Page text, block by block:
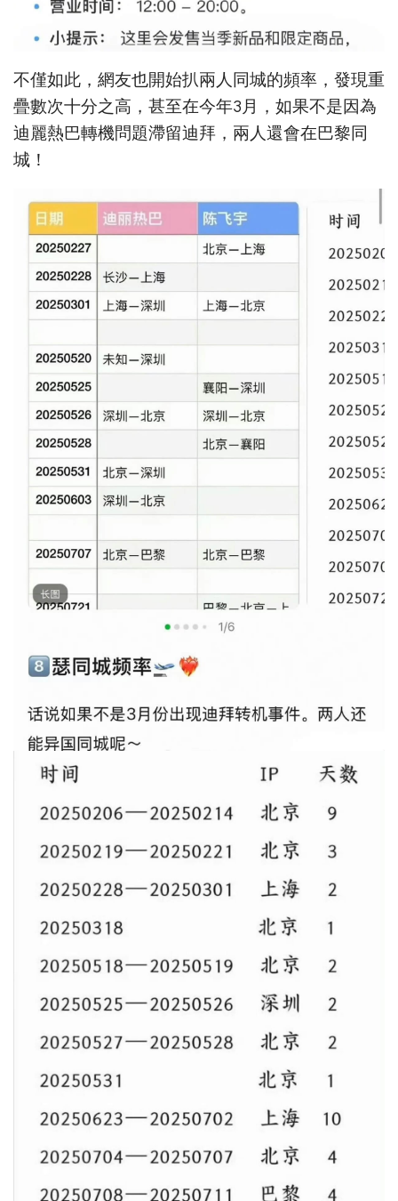
不僅如此，網友也開始扒兩人同城的頻率，發現重
疊數次十分之高，甚至在今年3月，如果不是因為
迪麗熱巴轉機問題滯留迪拜，兩人還會在巴黎同
城！